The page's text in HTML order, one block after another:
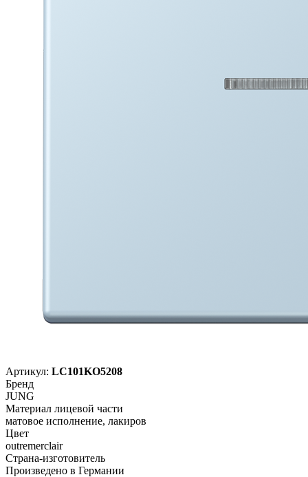
Артикул: LC101KO5208
Бренд
JUNG
Материал лицевой части
матовое исполнение, лакиров
Цвет
outremerclair
Страна-изготовитель
Произведено в Германии